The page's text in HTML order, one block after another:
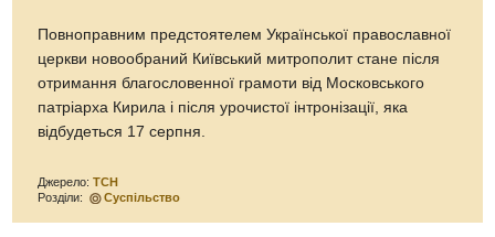
Повноправним предстоятелем Української православної
церкви новообраний Київський митрополит стане після
отримання благословенної грамоти від Московського
патріарха Кирила і після урочистої інтронізації, яка
відбудеться 17 серпня.
Джерело:ТСН
Розділи:
Суспільство